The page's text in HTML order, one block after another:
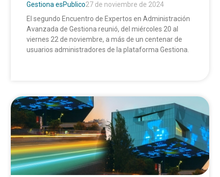
Gestiona esPublico27 de noviembre de 2024
El segundo Encuentro de Expertos en Administración
Avanzada de Gestiona reunió, del miércoles 20 al
viernes 22 de noviembre, a más de un centenar de
usuarios administradores de la plataforma Gestiona.